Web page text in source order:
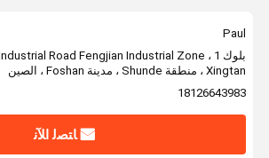
Paul
Xingtan ، منطقة Shunde ، مدينة Foshan ، الصين
18126643983
ﺎﺘﺼﻟ ﺍﻶﻧ